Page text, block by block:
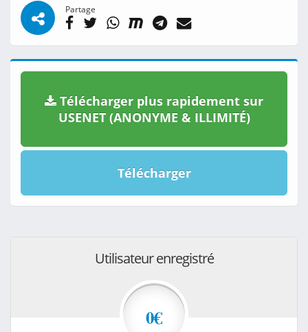
Partage
Télécharger plus rapidement sur
USENET (ANONYME & ILLIMITÉ)
Télécharger
Utilisateur enregistré
0€